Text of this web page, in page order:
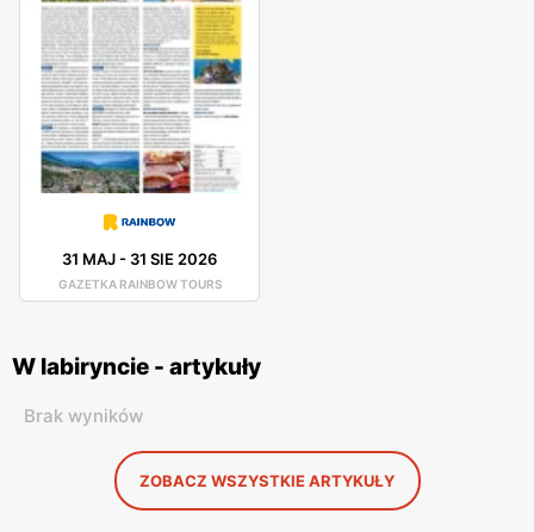
31 MAJ- 31 SIE 2026
GAZETKA RAINBOW TOURS
W labiryncie - artykuły
Brak wyników
ZOBACZ WSZYSTKIE ARTYKUŁY